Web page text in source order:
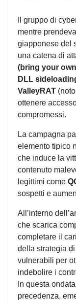
Il gruppo di
mentre
giapponese del
una catena di
(bring your
DLL
ValleyRAT
ottenere
compromessi.
La campagna
elemento tipico
che induce la
contenuto
legittimi come
sospetti e
All’interno
che scarica
completare il
della strategia
vulnerabili per
indebolire i
In questa
precedenza,